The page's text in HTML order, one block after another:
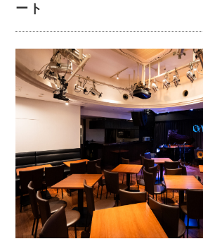
ート